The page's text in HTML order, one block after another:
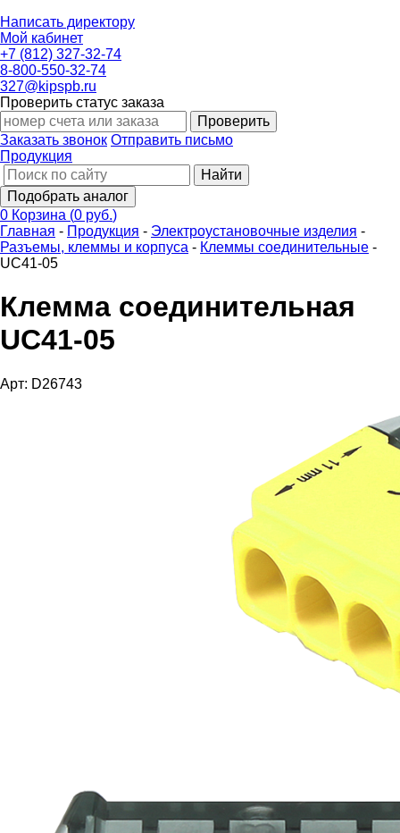
Написать директору
Мой кабинет
+7 (812) 327-32-74
8-800-550-32-74
327@kipspb.ru
Проверить статус заказа
Проверить
Заказать звонок Отправить письмо
Продукция
Найти
Подобрать аналог
0 Корзина (0 руб.)
Главная - Продукция - Электроустановочные изделия -
Разъемы, клеммы и корпуса - Клеммы соединительные -
UC41-05
Клемма соединительная
UC41-05
Арт: D26743